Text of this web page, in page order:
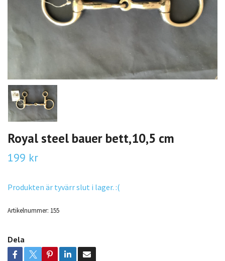
Royal steel bauer bett,10,5 cm
199 kr
Produkten är tyvärr slut i lager. :(
Artikelnummer: 155
Dela